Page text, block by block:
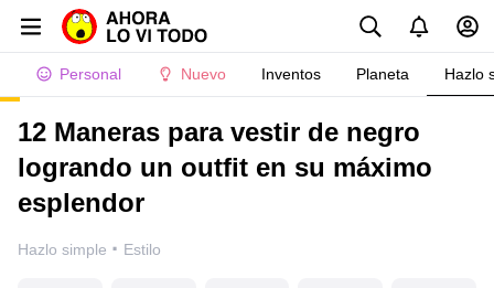
Personal Nuevo Inventos Planeta Hazlo
12 Maneras para vestir de negro
logrando un outfit en su máximo
esplendor
Hazlo simple · Estilo